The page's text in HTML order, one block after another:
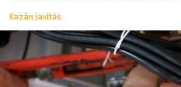
Kazán javítás